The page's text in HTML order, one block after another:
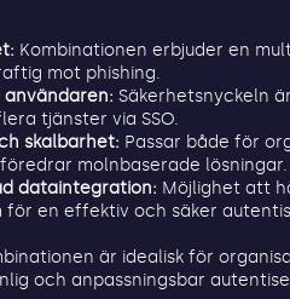
Kombinationen erbjuder en
mot phishing.
användaren:Säkerhetsnyckeln
tjänster via SSO.
skalbarhet: Passar både för
molnbaserade lösningar.
dataintegration: Möjlighet att
för en effektiv och säker
är idealisk för
och anpassningsbar